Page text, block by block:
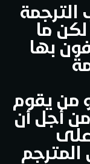
الترجمة
ما
بها
من يقوم
أجل أن